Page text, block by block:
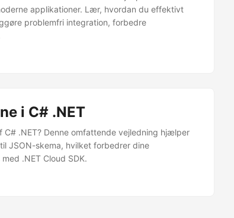
applikationer. Lær, hvordan du effektivt
problemfri integration, forbedre
i C# .NET
.NET? Denne omfattende vejledning hjælper
JSON-skema, hvilket forbedrer dine
.NET Cloud SDK.